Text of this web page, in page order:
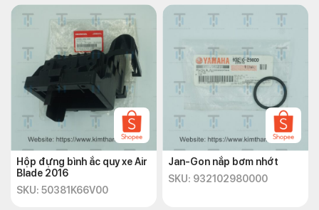
Hộp đựng bình ắc quy xe Air
Blade 2016
SKU: 50381K66V00
Jan-Gon nắp bơm nhớt
SKU: 932102980000